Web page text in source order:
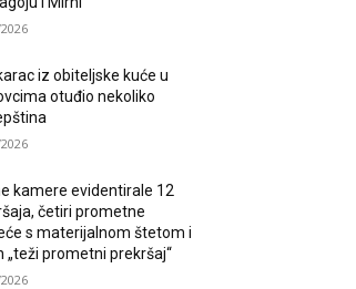
iz obiteljske kuće u
otuđio nekoliko
kamere evidentirale 12
četiri prometne
s materijalnom štetom i
„teži prometni prekršaj“